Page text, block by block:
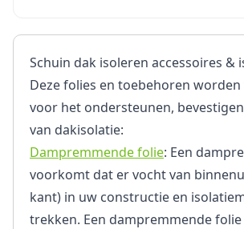
Schuin dak isoleren accessoires &
Deze folies en toebehoren
voor het ondersteunen,
van dakisolatie:
Dampremmende folie: Een
voorkomt dat er vocht van
kant) in uw constructie en
trekken. Een dampremmende folie